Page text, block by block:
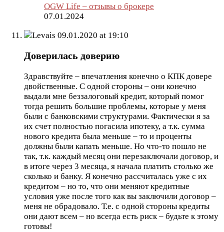
OGW Life – отзывы о брокере
07.01.2024
Levais 09.01.2020 at 19:10
Доверилась доверию
Здравствуйте – впечатления конечно о КПК довере
двойственные. С одной стороны – они конечно
выдали мне беззалоговый кредит, который помог
тогда решить большие проблемы, которые у меня
были с банковскими структурами. Фактически я за
их счет полностью погасила ипотеку, а т.к. сумма
нового кредита была меньше – то и проценты
должны были капать меньше. Но что-то пошло не
так, т.к. каждый месяц они перезаключали договор, и
в итоге через 3 месяца, я начала платить столько же
сколько и банку. Я конечно рассчиталась уже с их
кредитом – но то, что они меняют кредитные
условия уже после того как вы заключили договор –
меня не обрадовало. Т.е. с одной стороны кредиты
они дают всем – но всегда есть риск – будьте к этому
готовы!